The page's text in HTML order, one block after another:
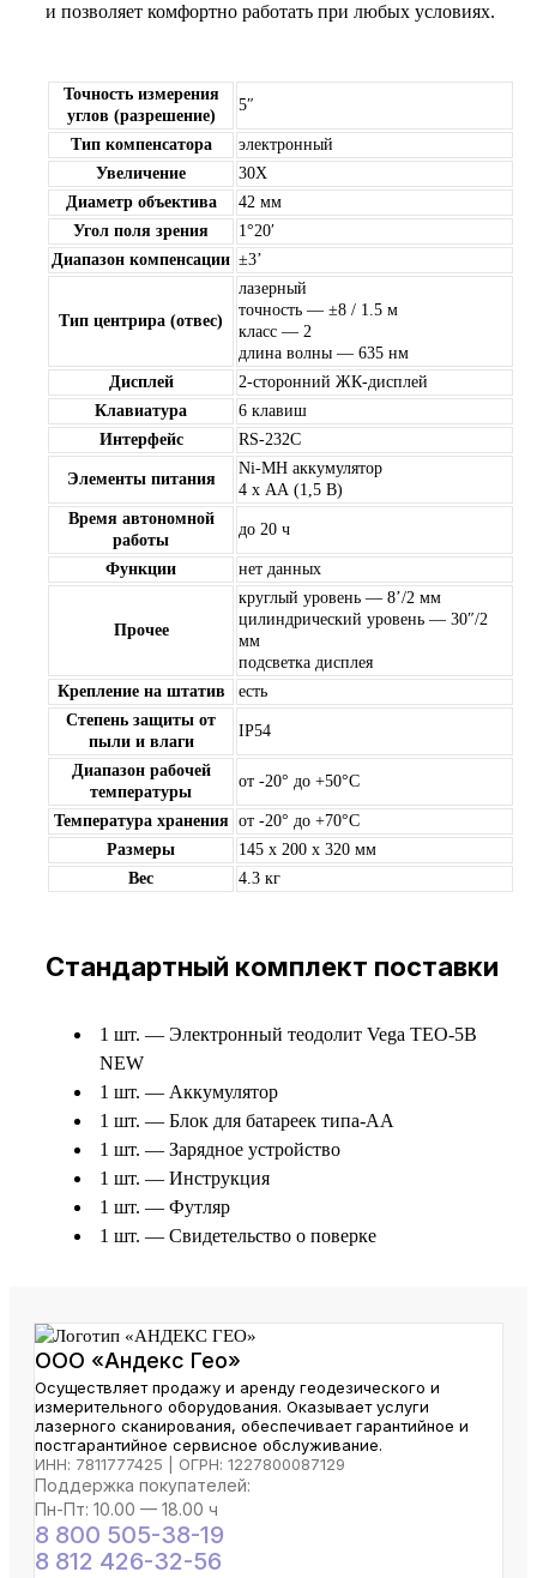
и позволяет комфортно работать при любых условиях.
Точность измерения
углов (разрешение)
5″
Тип компенсатора
электронный
Увеличение
30X
Диаметр объектива
42 мм
Угол поля зрения
1°20′
Диапазон компенсации ±3’
Тип центрира (отвес)
лазерный
точность — ±8 / 1.5 м
класс — 2
длина волны — 635 нм
Дисплей
2-сторонний ЖК-дисплей
Клавиатура
6 клавиш
Интерфейс
RS-232C
Элементы питания
Ni-MH аккумулятор
4 х АА (1,5 В)
Время автономной
работы
до 20 ч
Функции нет данных
Прочее
круглый уровень — 8’/2 мм
цилиндрический уровень — 30″/2
мм
подсветка дисплея
Крепление на штатив
есть
Степень защиты от
пыли и влаги
IP54
Диапазон рабочей
температуры
от -20° до +50°С
Температура хранения от -20° до +70°С
Размеры
145 x 200 x 320 мм
Вес
4.3 кг
Стандартный комплект поставки
1 шт. — Электронный теодолит Vega TEO-5B
NEW
1 шт. — Аккумулятор
1 шт. — Блок для батареек типа-АА
1 шт. — Зарядное устройство
1 шт. — Инструкция
1 шт. — Футляр
1 шт. — Свидетельство о поверке
ООО «Андекс Гео»
Осуществляет продажу и аренду геодезического и
измерительного оборудования. Оказывает услуги
лазерного сканирования, обеспечивает гарантийное и
постгарантийное сервисное обслуживание.
ИНН: 7811777425 | ОГРН: 1227800087129
Поддержка покупателей:
Пн-Пт: 10.00 — 18.00 ч
8 800 505-38-19
8 812 426-32-56